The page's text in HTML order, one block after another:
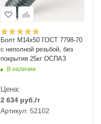
Болт М14x50 ГОСТ 7798-70
с неполной резьбой, без
покрытия 25кг ОСПАЗ
В наличии
Цена:
2 634 руб./т
Артикул: 52102